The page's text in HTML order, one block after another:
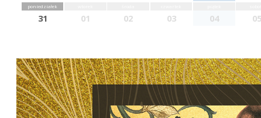
poniedziałek
31 01 02 03 04 05